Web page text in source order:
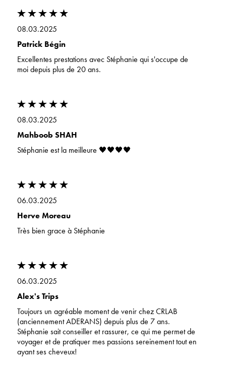
08.03.2025
Patrick Bégin
Excellentes prestations avec Stéphanie qui s'occupe de
moi depuis plus de 20 ans.
08.03.2025
Mahboob SHAH
Stéphanie est la meilleure 🖤🖤🖤🖤
06.03.2025
Herve Moreau
Très bien grace à Stéphanie
06.03.2025
Alex's Trips
Toujours un agréable moment de venir chez CRLAB
(anciennement ADERANS) depuis plus de 7 ans.
Stéphanie sait conseiller et rassurer, ce qui me permet de
voyager et de pratiquer mes passions sereinement tout en
ayant ses cheveux!